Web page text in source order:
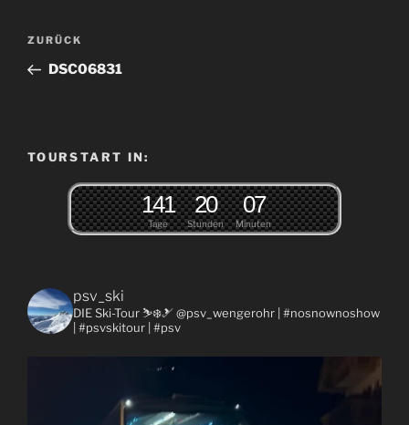
Beitragsnavigation
Vorheriger
Beitrag
ZURÜCK
DSC06831
TOURSTART IN:
Tage
141
Stunden
20
Minuten
07
psv_ski
DIE Ski-Tour ⛷❄️🎿 @psv_wengerohr | #nosnownoshow
| #psvskitour | #psv